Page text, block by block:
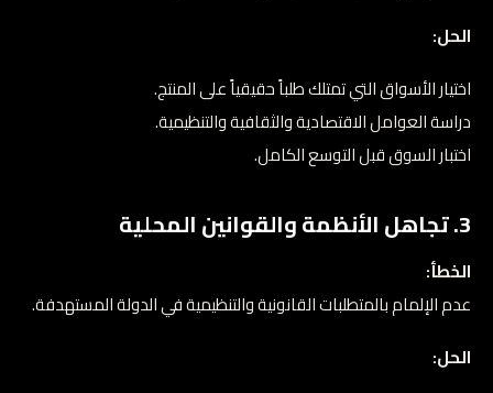
الحل:
اختيار الأسواق التي تمتلك طلباً حقيقياً على المنتج.
دراسة العوامل الاقتصادية والثقافية والتنظيمية.
اختبار السوق قبل التوسع الكامل.
3. تجاهل الأنظمة والقوانين المحلية
الخطأ:
عدم الإلمام بالمتطلبات القانونية والتنظيمية في الدولة المستهدفة.
الحل: